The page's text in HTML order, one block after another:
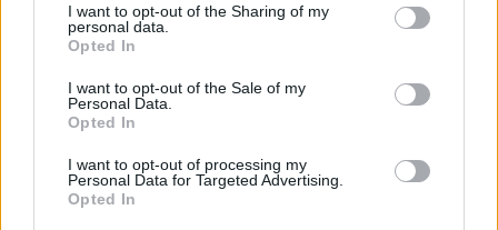
I want to opt-out of the Sharing of my
personal data.
Opted In
I want to opt-out of the Sale of my
Personal Data.
Opted In
I want to opt-out of processing my
Personal Data for Targeted Advertising.
Opted In
Ricchi x sempre
Bang bang
Tran Tran